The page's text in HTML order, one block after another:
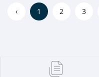
‹ 1 2 3